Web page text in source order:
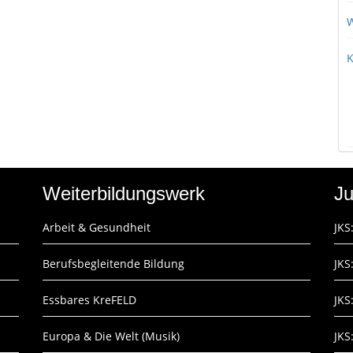
Weiterbildungswerk
Arbeit & Gesundheit
Berufsbegleitende Bildung
Essbares KreFELD
Europa & Die Welt (Musik)